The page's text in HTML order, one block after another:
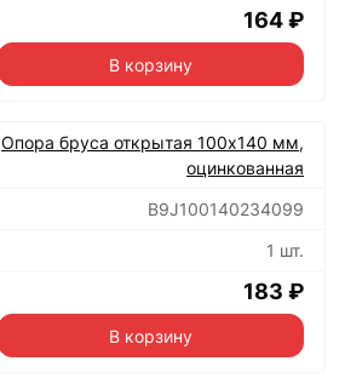
164 ₽
В корзину
Опора бруса открытая 100х140 мм,
оцинкованная
B9J100140234099
1 шт.
183 ₽
В корзину